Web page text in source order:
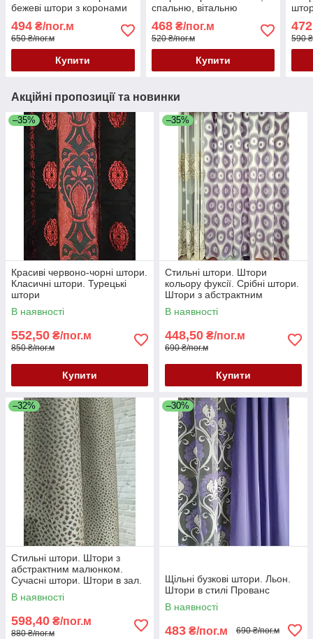
бежеві штори з коронами
вітальню
494 ₴/пог.м
650 ₴/пог.м
Купити
спальню, вітальню
468₴/пог.м
520 ₴/пог.м
Купити
472
590
Акційні пропозиції та новинки
–35%
Красиві червоно-чорні штори.
Класичні штори. Турецькі
штори
В наявності
552,50 ₴/пог.м
850 ₴/пог.м
Купити
–35%
Стильні штори. Штори
кольору фуксії. Срібні штори.
Штори з абстрактним
малюнком. Красиві штори
В наявності
448,50 ₴/пог.м
690 ₴/пог.м
Купити
–32%
Стильні штори. Штори з
абстрактним малюнком.
Сучасні штори. Штори в зал.
Штори в спальню. Модні
штори
В наявності
598,40 ₴/пог.м
880 ₴/пог.м
–30%
Щільні бузкові штори. Льон.
Штори в стилі Прованс
В наявності
483 ₴/пог.м 690 ₴/пог.м